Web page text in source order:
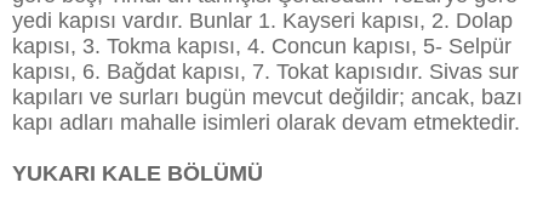
yedi kapısı vardır. Bunlar 1. Kayseri kapısı, 2. Dolap
kapısı, 3. Tokma kapısı, 4. Concun kapısı, 5- Selpür
kapısı, 6. Bağdat kapısı, 7. Tokat kapısıdır. Sivas sur
kapıları ve surları bugün mevcut değildir; ancak, bazı
kapı adları mahalle isimleri olarak devam etmektedir.
YUKARI KALE BÖLÜMÜ